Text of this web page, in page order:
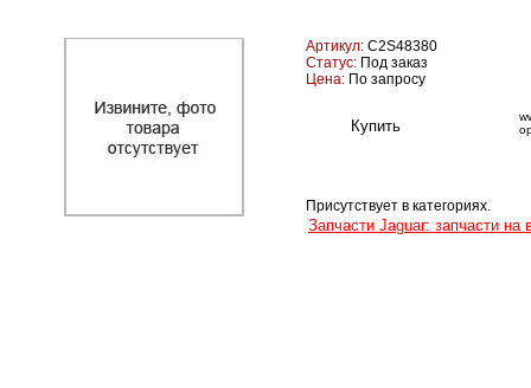
Артикул: C2S48380
Статус: Под заказ
Цена: По запросу
Присутствует в категориях.
Запчасти Jaguar: запчасти